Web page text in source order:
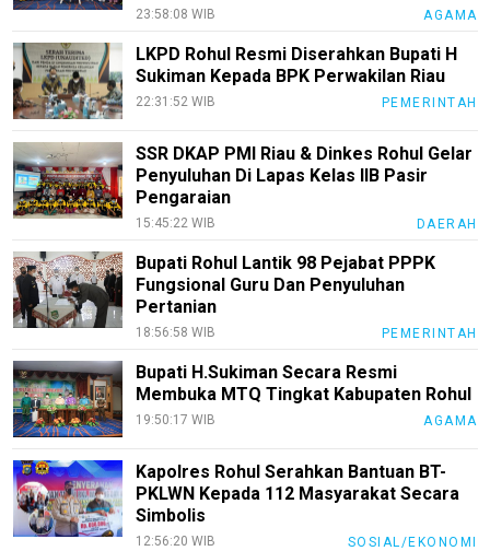
23:58:08 WIB AGAMA
LKPD Rohul Resmi Diserahkan Bupati H
Sukiman Kepada BPK Perwakilan Riau
22:31:52 WIB PEMERINTAH
SSR DKAP PMI Riau & Dinkes Rohul Gelar
Penyuluhan Di Lapas Kelas IIB Pasir
Pengaraian
15:45:22 WIB DAERAH
Bupati Rohul Lantik 98 Pejabat PPPK
Fungsional Guru Dan Penyuluhan
Pertanian
18:56:58 WIB PEMERINTAH
Bupati H.Sukiman Secara Resmi
Membuka MTQ Tingkat Kabupaten Rohul
19:50:17 WIB AGAMA
Kapolres Rohul Serahkan Bantuan BT-
PKLWN Kepada 112 Masyarakat Secara
Simbolis
12:56:20 WIB SOSIAL/EKONOMI
LabuhanBatu
Info
Rohul
Nusapos
Karir
pendidikan
Kode
Etik
Internal
Disclaimer
Tentang
Kami
Pedoman
Media
Siber